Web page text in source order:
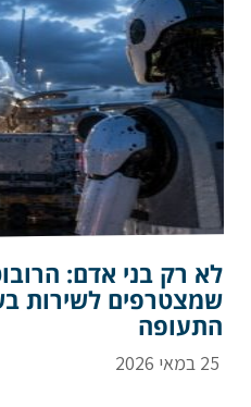
לא רק בני אדם:
שמצטרפים לשירות
התעופה
25 במאי 2026